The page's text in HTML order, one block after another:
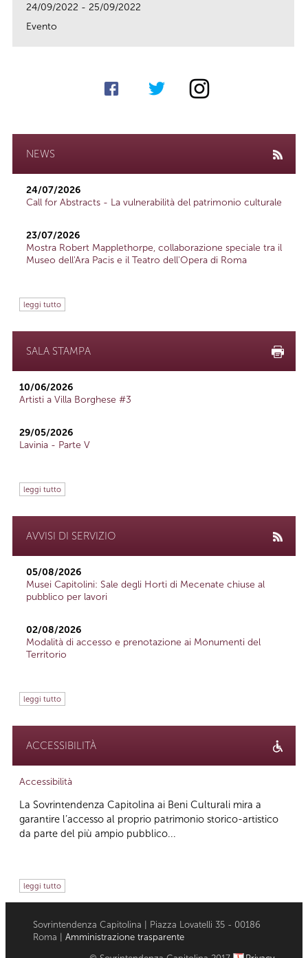
24/09/2022 - 25/09/2022
Evento
NEWS
24/07/2026
Call for Abstracts - La vulnerabilità del patrimonio culturale
23/07/2026
Mostra Robert Mapplethorpe, collaborazione speciale tra il
Museo dell'Ara Pacis e il Teatro dell'Opera di Roma
leggi tutto
SALA STAMPA
10/06/2026
Artisti a Villa Borghese #3
29/05/2026
Lavinia - Parte V
leggi tutto
AVVISI DI SERVIZIO
05/08/2026
Musei Capitolini: Sale degli Horti di Mecenate chiuse al
pubblico per lavori
02/08/2026
Modalità di accesso e prenotazione ai Monumenti del
Territorio
leggi tutto
ACCESSIBILITÀ
Accessibilità
La Sovrintendenza Capitolina ai Beni Culturali mira a
garantire l’accesso al proprio patrimonio storico-artistico
da parte del più ampio pubblico...
leggi tutto
Sovrintendenza Capitolina | Piazza Lovatelli 35 - 00186
Roma | Amministrazione trasparente